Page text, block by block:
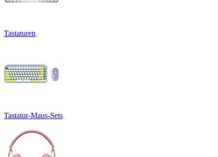
Tastaturen
Tastatur-Maus-Sets